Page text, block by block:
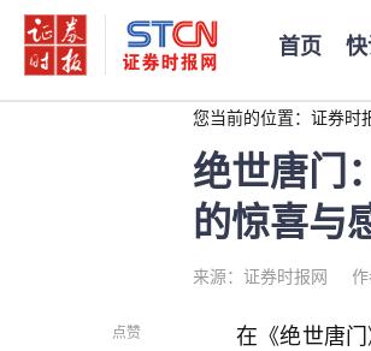
首页
您当前的位置： 证券时
绝世唐门
的惊喜与
来源：证券时报网
点赞
在《绝世唐